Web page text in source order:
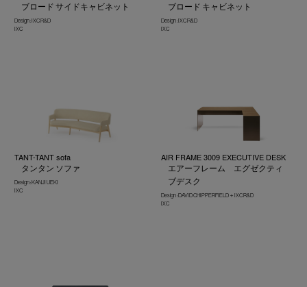
ブロード サイドキャビネット
Design : IXC R&D
IXC
ブロード キャビネット
Design : IXC R&D
IXC
TANT-TANT sofa
タンタン ソファ
Design : KANJI UEKI
IXC
AIR FRAME 3009 EXECUTIVE DESK
エアーフレーム エグゼクティ
ブデスク
Design : DAVID CHIPPERFIELD＋IXC R&D
IXC